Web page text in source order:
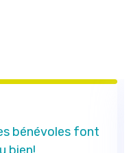
bénévoles font